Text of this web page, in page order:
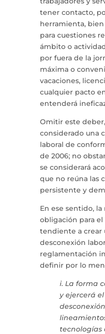
tener contacto,
herramienta,
para cuestiones
ámbito o
por fuera de la
máxima o
vacaciones,
cualquier pacto
entenderá
Omitir este
considerado una
laboral de
de 2006; no
se considerará
que no reúna las
persistente y
En ese sentido,
obligación para
tendiente a crear
desconexión
reglamentación
definir por lo
i. La forma
y ejercerá
tecnologías